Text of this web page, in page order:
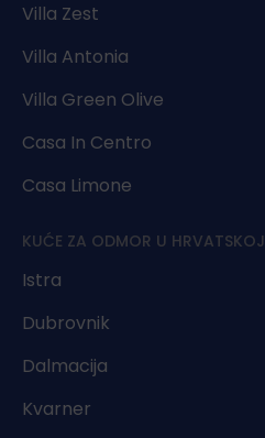
Villa Zest
Villa Antonia
Villa Green Olive
Casa In Centro
Casa Limone
KUĆE ZA ODMOR U HRVATSKOJ
Istra
Dubrovnik
Dalmacija
Kvarner